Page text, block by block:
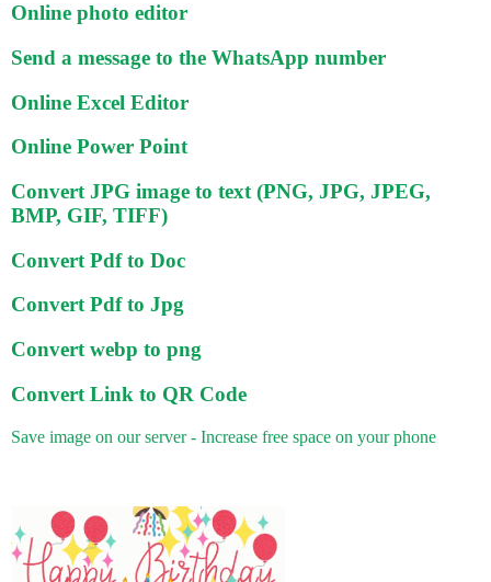
Online photo editor
Send a message to the WhatsApp number
Online Excel Editor
Online Power Point
Convert JPG image to text (PNG, JPG, JPEG,
BMP, GIF, TIFF)
Convert Pdf to Doc
Convert Pdf to Jpg
Convert webp to png
Convert Link to QR Code
Save image on our server - Increase free space on your phone